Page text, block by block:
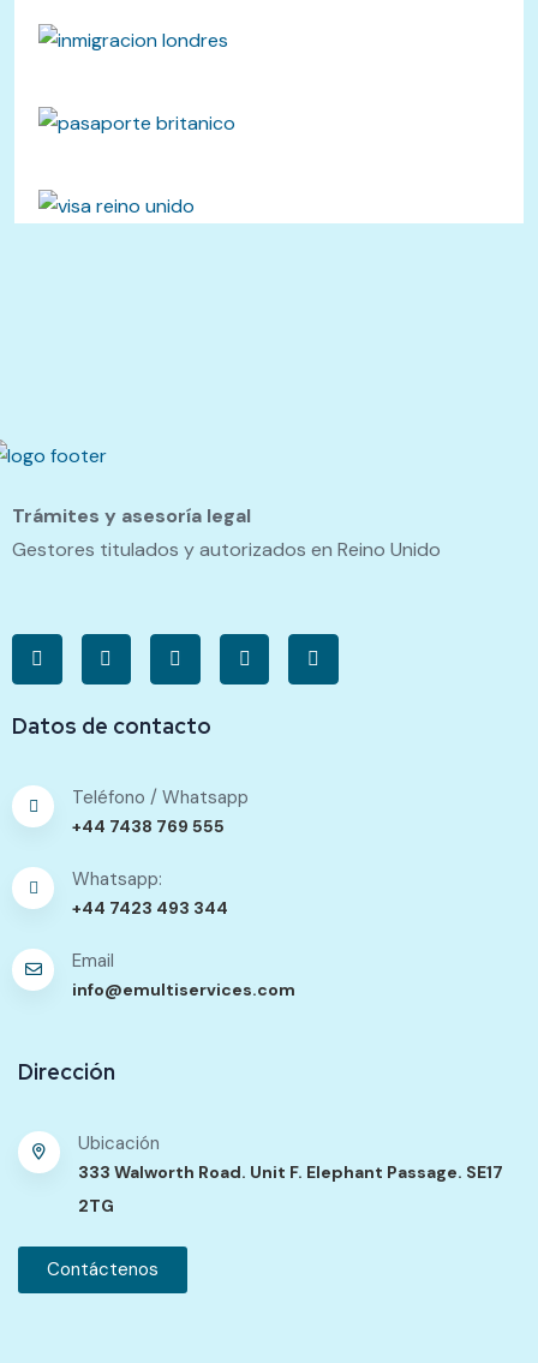
Trámites y asesoría legal
Gestores titulados y autorizados en Reino Unido
Datos de contacto
Teléfono / Whatsapp
+44 7438 769 555
Whatsapp:
+44 7423 493 344
Email
info@emultiservices.com
Dirección
Ubicación
333 Walworth Road. Unit F. Elephant Passage. SE17
2TG
Contáctenos